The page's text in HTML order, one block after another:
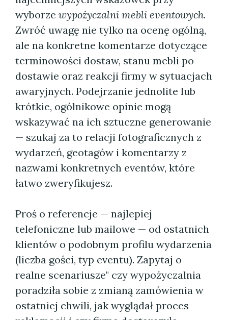
wyborze wypożyczalni mebli eventowych.
Zwróć uwagę nie tylko na ocenę ogólną,
ale na konkretne komentarze dotyczące
terminowości dostaw, stanu mebli po
dostawie oraz reakcji firmy w sytuacjach
awaryjnych. Podejrzanie jednolite lub
krótkie, ogólnikowe opinie mogą
wskazywać na ich sztuczne generowanie
— szukaj za to relacji fotograficznych z
wydarzeń, geotagów i komentarzy z
nazwami konkretnych eventów, które
łatwo zweryfikujesz.
Proś o referencje — najlepiej
telefoniczne lub mailowe — od ostatnich
klientów o podobnym profilu wydarzenia
(liczba gości, typ eventu). Zapytaj o
realne scenariusze" czy wypożyczalnia
poradziła sobie z zmianą zamówienia w
ostatniej chwili, jak wyglądał proces